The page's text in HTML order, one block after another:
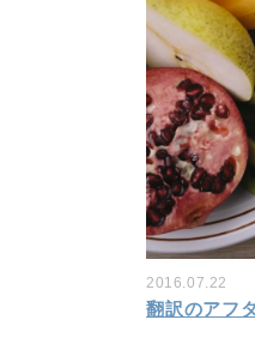
2016.07.22
翻訳のアフ